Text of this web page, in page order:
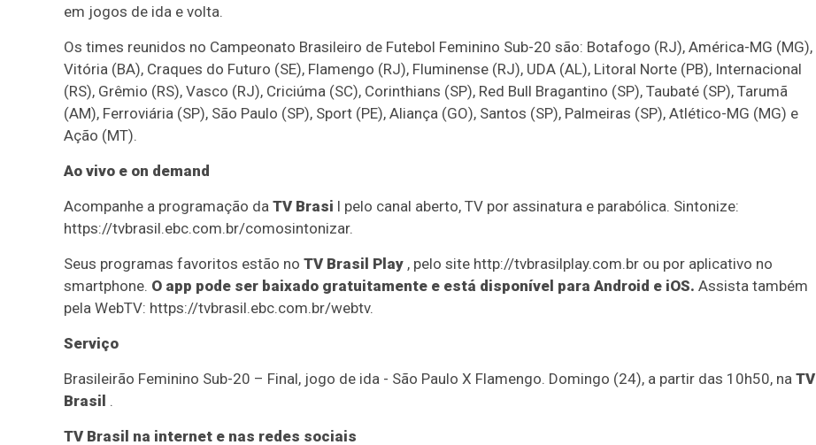
em jogos de ida e volta.
Os times reunidos no Campeonato Brasileiro de Futebol Feminino Sub-20 são: Botafogo (RJ), América-MG (MG),
Vitória (BA), Craques do Futuro (SE), Flamengo (RJ), Fluminense (RJ), UDA (AL), Litoral Norte (PB), Internacional
(RS), Grêmio (RS), Vasco (RJ), Criciúma (SC), Corinthians (SP), Red Bull Bragantino (SP), Taubaté (SP), Tarumã
(AM), Ferroviária (SP), São Paulo (SP), Sport (PE), Aliança (GO), Santos (SP), Palmeiras (SP), Atlético-MG (MG) e
Ação (MT).
Ao vivo e on demand
Acompanhe a programação da TV Brasi l pelo canal aberto, TV por assinatura e parabólica. Sintonize:
https://tvbrasil.ebc.com.br/comosintonizar.
Seus programas favoritos estão no TV Brasil Play , pelo site http://tvbrasilplay.com.br ou por aplicativo no
smartphone. O app pode ser baixado gratuitamente e está disponível para Android e iOS. Assista também
pela WebTV: https://tvbrasil.ebc.com.br/webtv.
Serviço
Brasileirão Feminino Sub-20 – Final, jogo de ida - São Paulo X Flamengo. Domingo (24), a partir das 10h50, na TV
Brasil .
TV Brasil na internet e nas redes sociais